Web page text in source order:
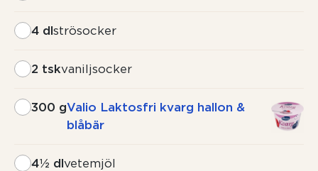
4 dlströsocker
2 tskvaniljsocker
300 gValio Laktosfri kvarg hallon &
blåbär
4½ dlvetemjöl